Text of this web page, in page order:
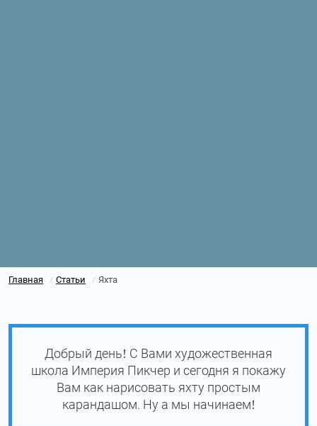
Главная / Статьи / Яхта
Добрый день! С Вами художественная
школа Империя Пикчер и сегодня я покажу
Вам как нарисовать яхту простым
карандашом. Ну а мы начинаем!